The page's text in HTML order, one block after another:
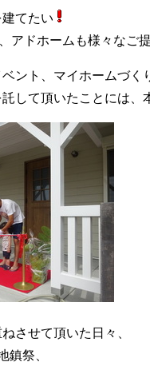
てたい
アドホームも様々なご
ント、マイホームづく
して頂いたことには、
させて頂いた日々、
鎮祭、